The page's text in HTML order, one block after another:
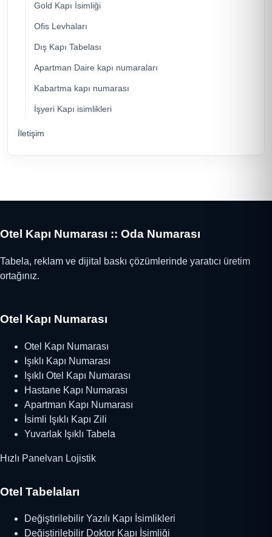
Gold Kapı İsimliği
Ofis Levhaları
Dış Kapı Tabelası
Apartman Daire kapı numaraları
Kabartma kapı numarası
İşyeri Kapı isimlikleri
İletişim
Otel Kapı Numarası :: Oda Numarası
Tabela, reklam ve dijital baskı çözümlerinde yaratıcı üretim
ortağınız.
Otel Kapı Numarası
Otel Kapı Numarası
Işıklı Kapı Numarası
Işıklı Otel Kapı Numarası
Hastane Kapı Numarası
Apartman Kapı Numarası
İsimli Işıklı Kapı Zili
Yuvarlak Işıklı Tabela
Hızlı Panelvan Lojistik
Otel Tabelaları
Değiştirilebilir Yazılı Kapı İsimlikleri
Değiştirilebilir Doktor Kapı İsimliği